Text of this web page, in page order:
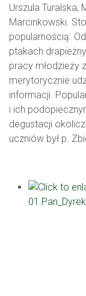
Urszula Turalska,
Marcinkowski.
popularnością.
ptakach
pracy młodzieży
merytorycznie
informacji.
i ich
degustacji
uczniów był p.